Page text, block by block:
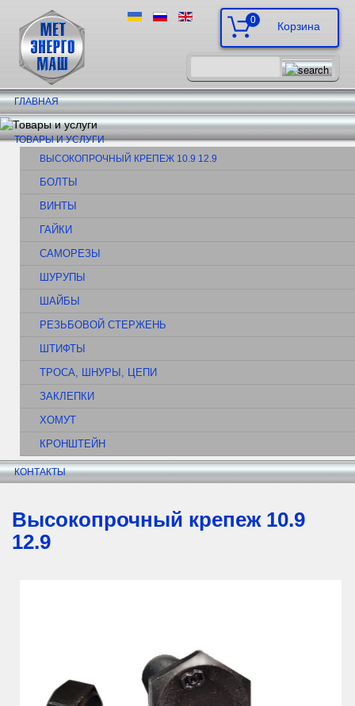
0
ГЛАВНАЯ
ТОВАРЫ И УСЛУГИ
ВЫСОКОПРОЧНЫЙ КРЕПЕЖ 10.9 12.9
БОЛТЫ
ВИНТЫ
ГАЙКИ
САМОРЕЗЫ
ШУРУПЫ
ШАЙБЫ
РЕЗЬБОВОЙ СТЕРЖЕНЬ
ШТИФТЫ
ТРОСА, ШНУРЫ, ЦЕПИ
ЗАКЛЕПКИ
ХОМУТ
КРОНШТЕЙН
КОНТАКТЫ
Высокопрочный крепеж 10.9
12.9